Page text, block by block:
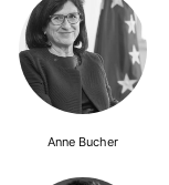
Anne Bucher